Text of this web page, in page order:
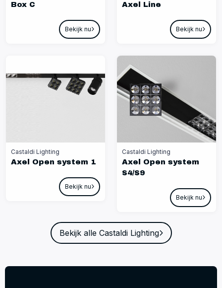
Box C
Bekijk nu
Axel Line
Bekijk nu
Castaldi Lighting
Axel Open system 1
Bekijk nu
Castaldi Lighting
Axel Open system
S4/S9
Bekijk nu
Bekijk alle Castaldi Lighting